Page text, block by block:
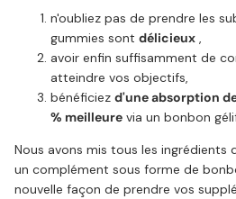
n'oubliez pas de prendre les
gummies sont délicieux ,
avoir enfin suffisamment de
atteindre vos objectifs,
bénéficiez d'une absorption
% meilleure via un bonbon
Nous avons mis tous les ingrédients
un complément sous forme de
nouvelle façon de prendre vos